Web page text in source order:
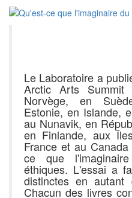
Le Laboratoire a
Arctic Arts
Norvège, en
Estonie, en Islande,
au Nunavik, en
en Finlande, aux
France et au
ce que
éthiques. L'essai a
distinctes en autant
Chacun des livres